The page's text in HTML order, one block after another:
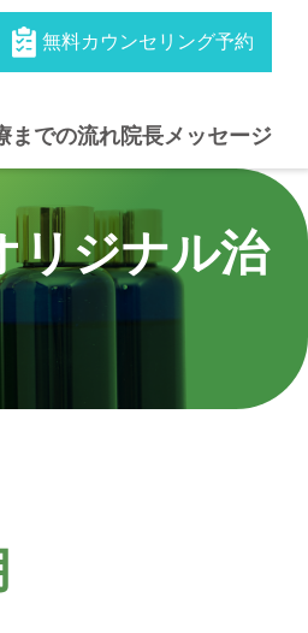
無料カウンセリング予約
までの流れ院長メッセージ
リジナル治